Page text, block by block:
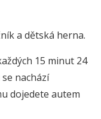
a dětská herna.
15 minut 24
nachází
dojedete autem